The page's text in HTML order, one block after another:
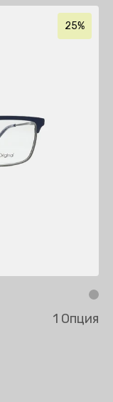
25%
1 Опция